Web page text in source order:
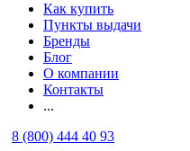
Как купить
Пункты выдачи
Бренды
Блог
О компании
Контакты
...
8 (800) 444 40 93